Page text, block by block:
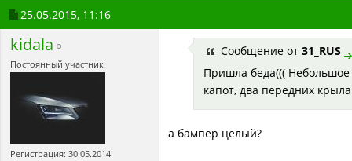
25.05.2015, 11:16
kidala
Постоянный участник
Регистрация: 30.05.2014
Сообщение от 31_RUS
Пришла беда(((
капот, два передних
а бампер целый?